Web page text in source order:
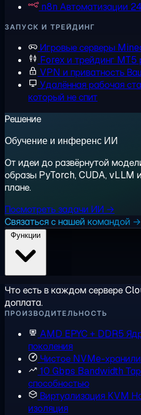
n8n Автоматизации
ЗАПУСК И ТРЕЙДИНГ
Игровые серверы
Forex и трейдинг MT5
VPN и приватность
Удалённая рабочая
который не спит
Решение
Обучение и инференс ИИ
От идеи до развёрнутой
образы PyTorch, CUDA, vLLM
плане.
Посмотреть задачи ИИ →
Связаться с нашей командой →
Что есть в каждом сервере
доплата.
ПРОИЗВОДИТЕЛЬНОСТЬ
AMD EPYC + DDR5
поколения
Чистое NVMe-
10 Gbps Bandwidth
способностью
Виртуализация KVM
изоляция